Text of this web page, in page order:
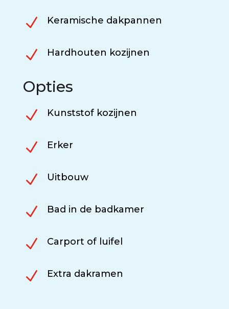
N Keramische dakpannen
N Hardhouten kozijnen
Opties
N Kunststof kozijnen
N Erker
N Uitbouw
N Bad in de badkamer
N Carport of luifel
N Extra dakramen